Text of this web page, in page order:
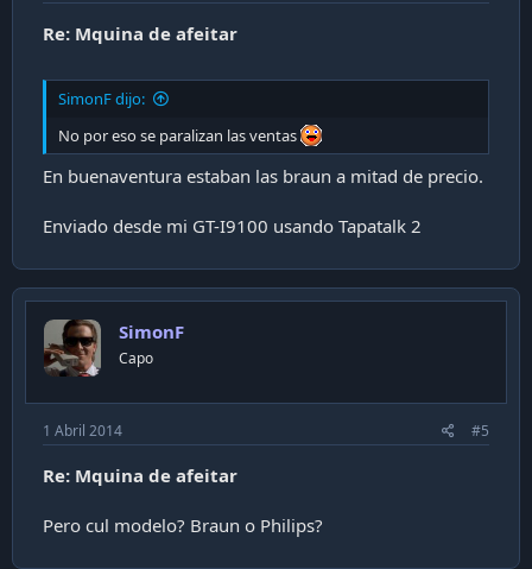
Re: Mquina de afeitar
SimonF dijo:
No por eso se paralizan las ventas
En buenaventura estaban las braun a mitad de precio.
Enviado desde mi GT-I9100 usando Tapatalk 2
SimonF
Capo
1 Abril 2014 #5
Re: Mquina de afeitar
Pero cul modelo? Braun o Philips?